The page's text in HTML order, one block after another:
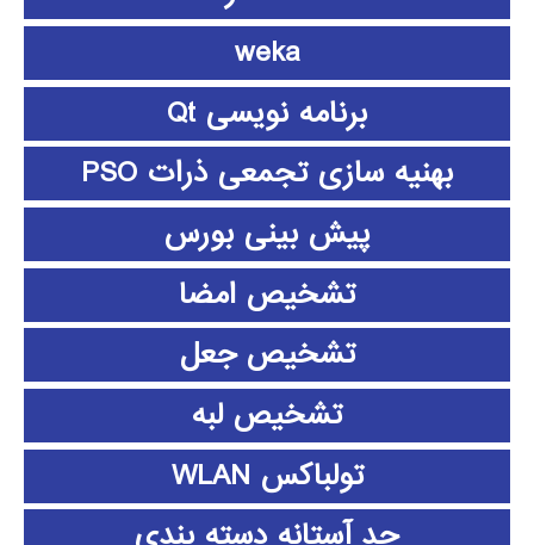
weka
برنامه نویسی Qt
بهنیه سازی تجمعی ذرات PSO
پیش بینی بورس
تشخیص امضا
تشخیص جعل
تشخیص لبه
تولباکس WLAN
حد آستانه دسته بندی